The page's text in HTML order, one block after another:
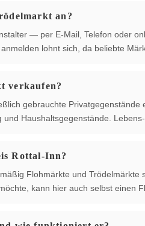
an?
— per E-Mail, Telefon oder
lohnt sich, da beliebte
verkaufen?
gebrauchte
Haushaltsgegenstände.
Rottal-Inn?
Flohmärkte und Trödelmärkte
kann hier auch selbst einen